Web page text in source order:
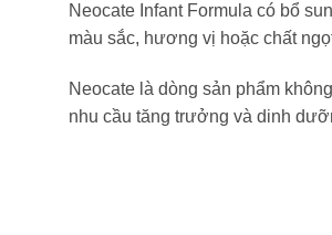
Neocate Infant Formula có bổ
màu sắc, hương vị hoặc chất
Neocate là dòng sản phẩm
nhu cầu tăng trưởng và dinh